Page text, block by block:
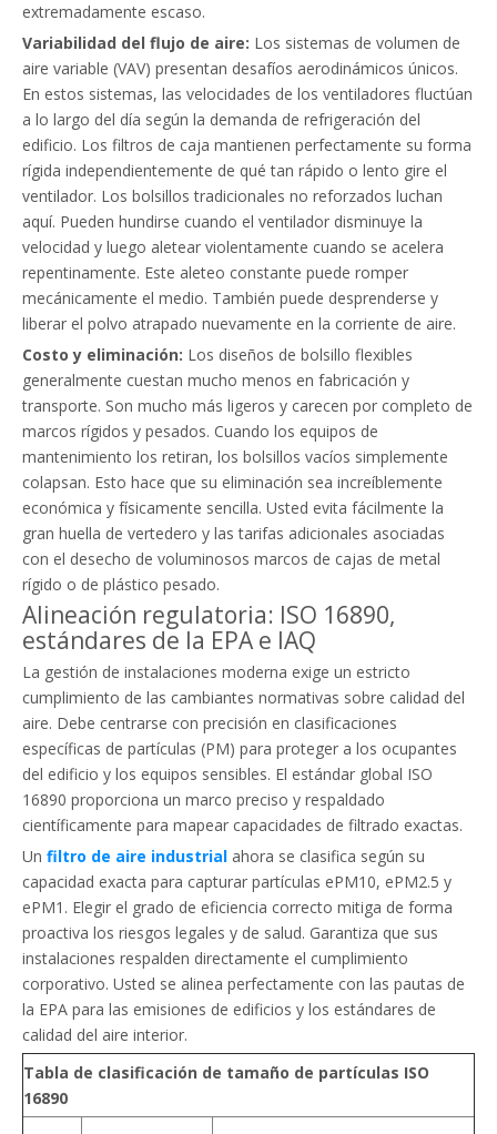
extremadamente escaso.
Variabilidad del flujo de aire: Los sistemas de volumen de
aire variable (VAV) presentan desafíos aerodinámicos únicos.
En estos sistemas, las velocidades de los ventiladores fluctúan
a lo largo del día según la demanda de refrigeración del
edificio. Los filtros de caja mantienen perfectamente su forma
rígida independientemente de qué tan rápido o lento gire el
ventilador. Los bolsillos tradicionales no reforzados luchan
aquí. Pueden hundirse cuando el ventilador disminuye la
velocidad y luego aletear violentamente cuando se acelera
repentinamente. Este aleteo constante puede romper
mecánicamente el medio. También puede desprenderse y
liberar el polvo atrapado nuevamente en la corriente de aire.
Costo y eliminación: Los diseños de bolsillo flexibles
generalmente cuestan mucho menos en fabricación y
transporte. Son mucho más ligeros y carecen por completo de
marcos rígidos y pesados. Cuando los equipos de
mantenimiento los retiran, los bolsillos vacíos simplemente
colapsan. Esto hace que su eliminación sea increíblemente
económica y físicamente sencilla. Usted evita fácilmente la
gran huella de vertedero y las tarifas adicionales asociadas
con el desecho de voluminosos marcos de cajas de metal
rígido o de plástico pesado.
Alineación regulatoria: ISO 16890,
estándares de la EPA e IAQ
La gestión de instalaciones moderna exige un estricto
cumplimiento de las cambiantes normativas sobre calidad del
aire. Debe centrarse con precisión en clasificaciones
específicas de partículas (PM) para proteger a los ocupantes
del edificio y los equipos sensibles. El estándar global ISO
16890 proporciona un marco preciso y respaldado
científicamente para mapear capacidades de filtrado exactas.
Un filtro de aire industrial ahora se clasifica según su
capacidad exacta para capturar partículas ePM10, ePM2.5 y
ePM1. Elegir el grado de eficiencia correcto mitiga de forma
proactiva los riesgos legales y de salud. Garantiza que sus
instalaciones respalden directamente el cumplimiento
corporativo. Usted se alinea perfectamente con las pautas de
la EPA para las emisiones de edificios y los estándares de
calidad del aire interior.
Tabla de clasificación de tamaño de partículas ISO
16890